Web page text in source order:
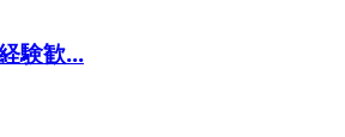
験歓...